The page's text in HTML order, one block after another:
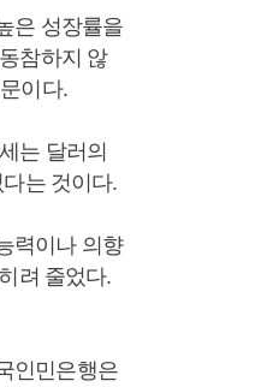
은 성장률을
참하지 않
이다.
는 달러의
는 것이다.
력이나 의향
려 줄었다.
인민은행은